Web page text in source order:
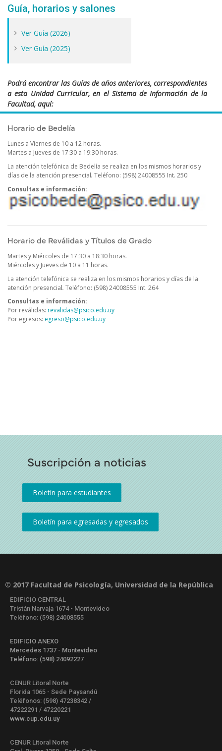
Horario de Bedelía
Lunes a Viernes de 10 a 12 horas.
Martes a Jueves de 17:30 a 19:30 horas.
La atención telefónica de Bedelía se realiza en los mismos horarios y
días de la atención presencial. Teléfono: (598) 24008555 Int. 250
Consultas e información:
Horario de Reválidas y Títulos de Grado
Martes y Miércoles de 17:30 a 18:30 horas.
Miércoles y Jueves de 10 a 11 horas.
La atención telefónica se realiza en los mismos horarios y días de la
atención presencial. Teléfono: (598) 24008555 Int. 264
Consultas e información:
Por reválidas: revalidas@psico.edu.uy
Por egresos: egreso@psico.edu.uy
Guía, horarios y salones
Ver Guía (2026)
Ver Guía (2025)
Podrá encontrar las Guías de años anteriores, correspondientes
a esta Unidad Curricular, en el Sistema de Información de la
Facultad, aquí:
Suscripción a noticias
© 2017 Facultad de Psicología, Universidad de la República
EDIFICIO CENTRAL
Tristán Narvaja 1674 - Montevideo
Teléfono: (598) 24008555
EDIFICIO ANEXO
Mercedes 1737 - Montevideo
Teléfono: (598) 24092227
CENUR Litoral Norte
Florida 1065 - Sede Paysandú
Teléfonos: (598) 47238342 /
47222291 / 47220221
www.cup.edu.uy
CENUR Litoral Norte